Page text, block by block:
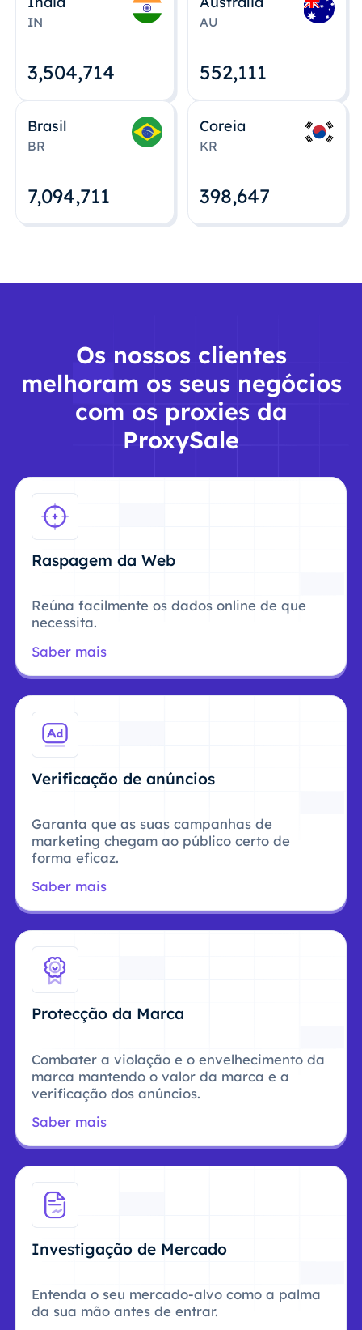
IN
3,504,715
AU
552,112
Brasil
BR
7,094,712
Coreia
KR
398,648
Os nossos clientes
melhoram os seus negócios
com os proxies da
ProxySale
Raspagem da Web
Reúna facilmente os dados online de que
necessita.
Saber mais
Verificação de anúncios
Garanta que as suas campanhas de
marketing chegam ao público certo de
forma eficaz.
Saber mais
Protecção da Marca
Combater a violação e o envelhecimento da
marca mantendo o valor da marca e a
verificação dos anúncios.
Saber mais
Investigação de Mercado
Entenda o seu mercado-alvo como a palma
da sua mão antes de entrar.